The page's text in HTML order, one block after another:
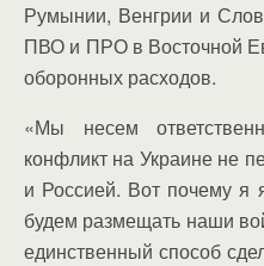
Румынии, Венгрии и
ПВО и ПРО в Восточной
оборонных расходов.
«Мы несем
конфликт на Украине не
и Россией. Вот почему я
будем размещать наши
единственный способ